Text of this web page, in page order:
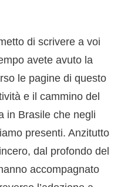
di scrivere a voi
avete avuto la
le pagine di questo
e il cammino del
in Brasile che negli
presenti. Anzitutto
dal profondo del
accompagnato